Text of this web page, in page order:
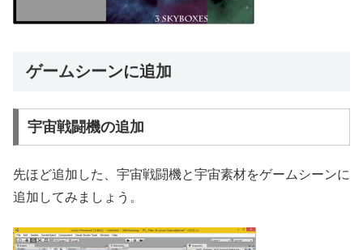
ゲームシーンに追加
宇宙戦闘機の追加
先ほど追加した、宇宙戦闘機と宇宙素材をゲームシーンに
追加してみましょう。